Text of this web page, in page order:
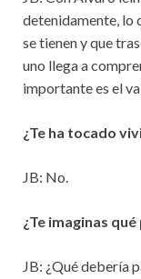
detenidamente, lo
se tienen y que
uno llega a
importante es el
¿Te ha tocado
JB: No.
¿Te imaginas
JB: ¿Qué debería